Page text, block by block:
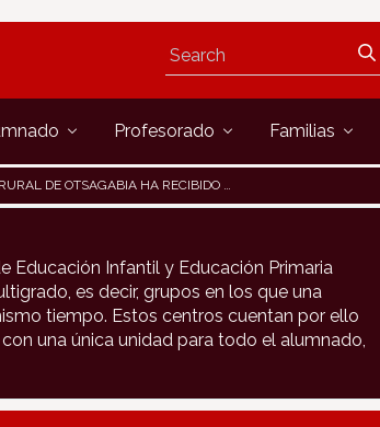
Profesorado Familias
HA RECIBIDO LA VISITA DE MIREN NARBAIZA, MÚSICA PROFESIONAL
Educación Infantil y Educación Primaria
es decir, grupos en los que una
tiempo. Estos centros cuentan por ello
una única unidad para todo el alumnado,